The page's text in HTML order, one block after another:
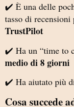
✔️ È una delle
tasso di
TrustPilot
✔️ Ha un “time to
medio di 8 giorni
✔️ Ha aiutato più
Cosa succede